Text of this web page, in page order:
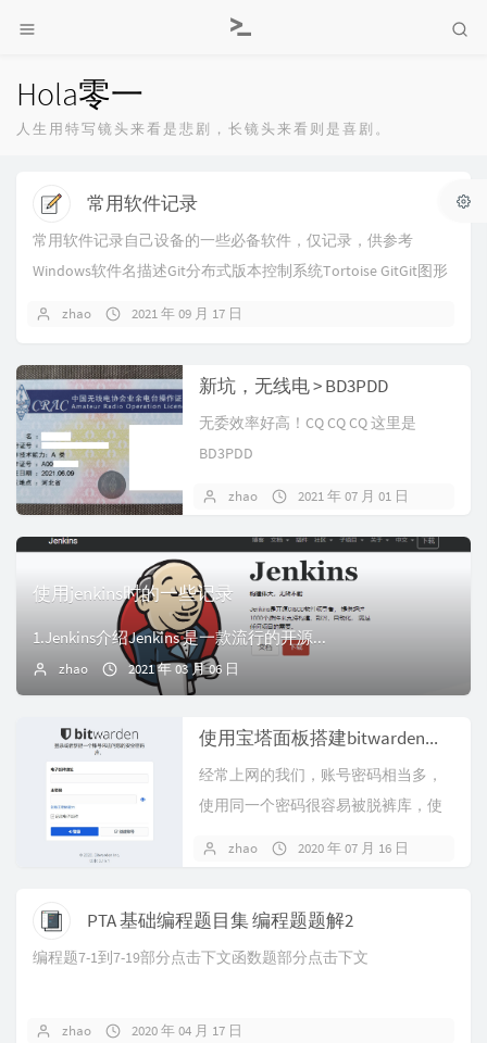
Hola零一
人生用特写镜头来看是悲剧，长镜头来看则是喜剧。
常用软件记录
常用软件记录自己设备的一些必备软件，仅记录，供参考
Windows软件名描述Git分布式版本控制系统Tortoise GitGit图形
zhao 2021 年 09 月 17 日
新坑，无线电 > BD3PDD
无委效率好高！CQ CQ CQ 这里是
BD3PDD
zhao 2021 年 07 月 01 日
使用jenkins时的一些记录
1.Jenkins介绍Jenkins 是一款流行的开源...
zhao 2021 年 03 月 06 日
使用宝塔面板搭建bitwarden密码管理
经常上网的我们，账号密码相当多，
使用同一个密码很容易被脱裤库，使
zhao 2020 年 07 月 16 日
PTA 基础编程题目集 编程题题解2
编程题7-1到7-19部分点击下文函数题部分点击下文
zhao 2020 年 04 月 17 日